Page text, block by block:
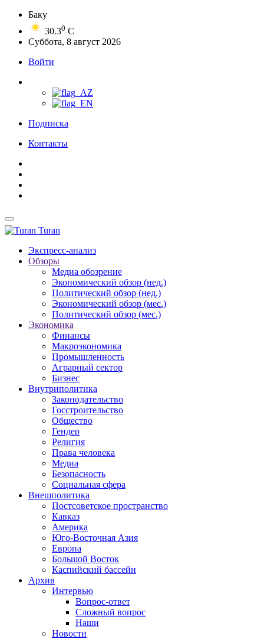
Баку
30.30 C
Суббота, 8 август 2026
Войти
Подписка
Контакты
Turan
Экспресс-анализ
Обзоры
Медиа обозрение
Экономический обзор (нед.)
Политический обзор (нед.)
Экономический обзор (мес.)
Политический обзор (мес.)
Экономика
Финансы
Макроэкономика
Промышленность
Аграрный сектор
Бизнес
Внутриполитика
Законодательство
Госстроительство
Общество
Гендер
Религия
Права человека
Медиа
Безопасность
Социальная сфера
Внешполитика
Постсоветское пространство
Кавказ
Америка
Юго-Восточная Азия
Европа
Большой Восток
Каспийский бассейн
Архив
Интервью
Вопрос-ответ
Сложный вопрос
Наши
Новости